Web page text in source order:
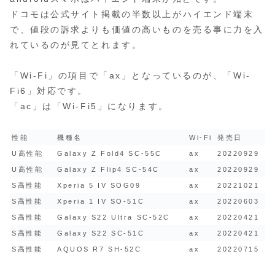
ドコモは公式サイト掲載の半数以上がハイエンド端末
で、値段の訴求よりも価値の高いものを売る事に力を入
れているのが見てとれます。
「Wi-Fi」の項目で「ax」となっているのが、「Wi-
Fi6」対応です。
「ac」は「Wi-Fi5」になります。
性能 機種名 Wi-Fi 発売日
U高性能 Galaxy Z Fold4 SC-55C ax 20220929
U高性能 Galaxy Z Flip4 SC-54C ax 20220929
S高性能 Xperia 5 IV SOG09 ax 20221021
S高性能 Xperia 1 IV SO-51C ax 20220603
S高性能 Galaxy S22 Ultra SC-52C ax 20220421
S高性能 Galaxy S22 SC-51C ax 20220421
S高性能 AQUOS R7 SH-52C ax 20220715